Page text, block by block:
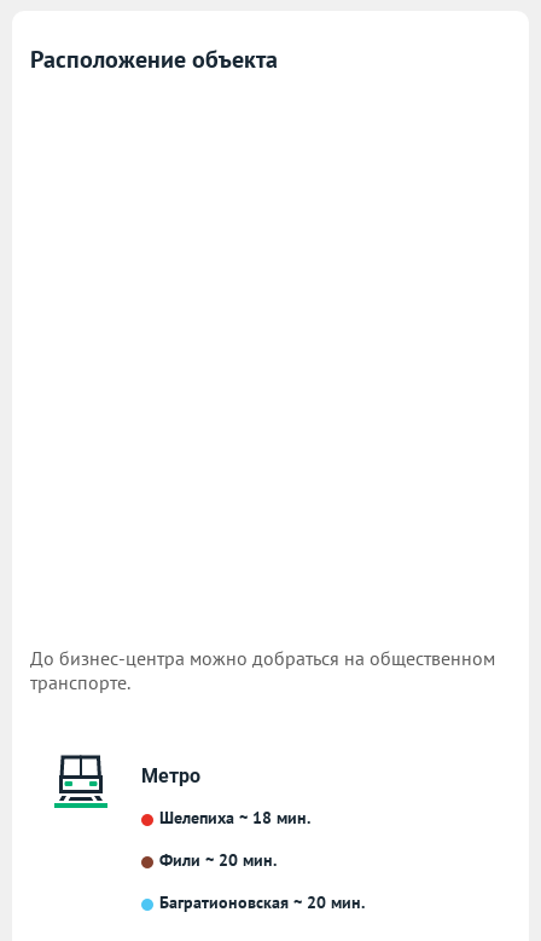
Расположение объекта
До бизнес-центра можно добраться на общественном
транспорте.
Метро
Шелепиха ~ 18 мин.
Фили ~ 20 мин.
Багратионовская ~ 20 мин.